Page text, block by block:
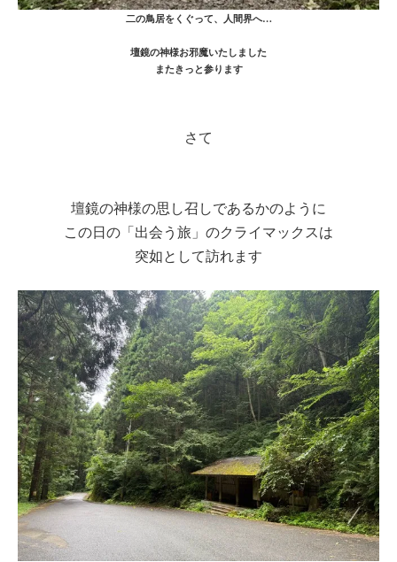
二の鳥居をくぐって、人間界へ…
壇鏡の神様お邪魔いたしました
またきっと参ります
さて
壇鏡の神様の思し召しであるかのように
この日の「出会う旅」のクライマックスは
突如として訪れます